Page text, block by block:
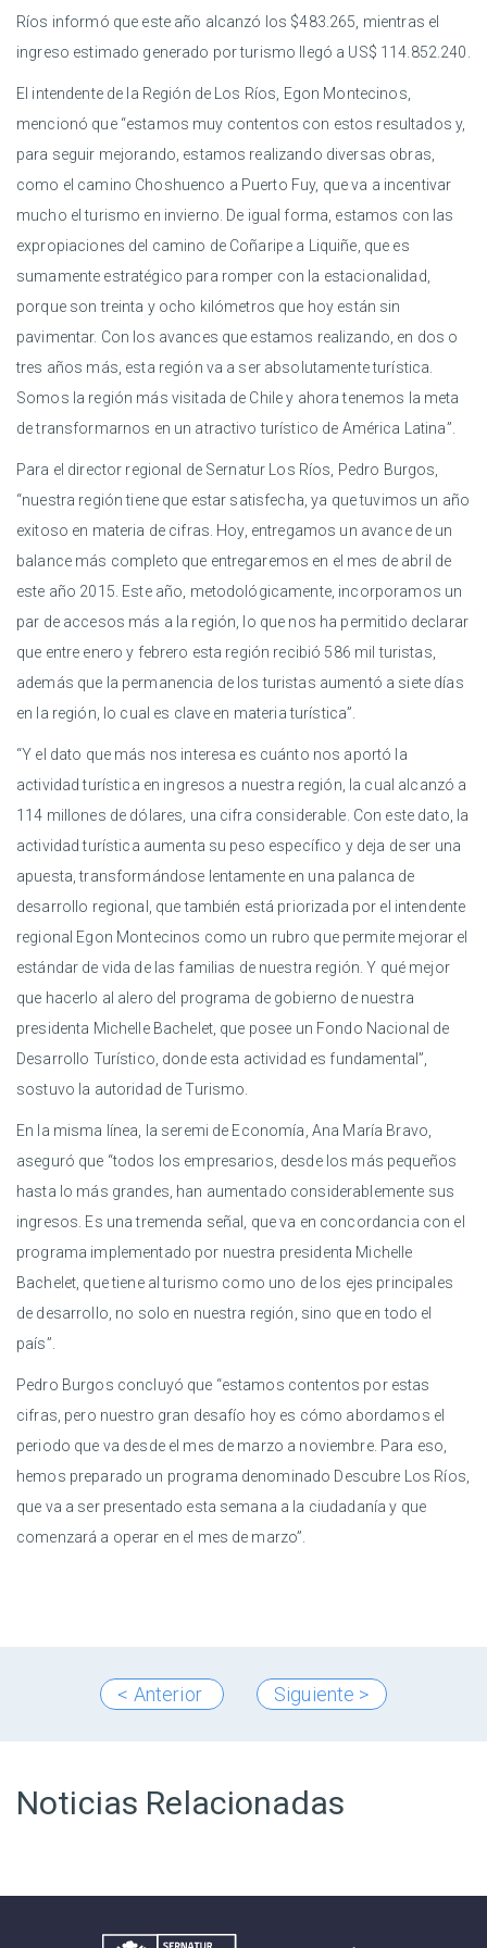
Ríos informó que este año alcanzó los $483.265, mientras el
ingreso estimado generado por turismo llegó a US$ 114.852.240.
El intendente de la Región de Los Ríos, Egon Montecinos,
mencionó que “estamos muy contentos con estos resultados y,
para seguir mejorando, estamos realizando diversas obras,
como el camino Choshuenco a Puerto Fuy, que va a incentivar
mucho el turismo en invierno. De igual forma, estamos con las
expropiaciones del camino de Coñaripe a Liquiñe, que es
sumamente estratégico para romper con la estacionalidad,
porque son treinta y ocho kilómetros que hoy están sin
pavimentar. Con los avances que estamos realizando, en dos o
tres años más, esta región va a ser absolutamente turística.
Somos la región más visitada de Chile y ahora tenemos la meta
de transformarnos en un atractivo turístico de América Latina”.
Para el director regional de Sernatur Los Ríos, Pedro Burgos,
“nuestra región tiene que estar satisfecha, ya que tuvimos un año
exitoso en materia de cifras. Hoy, entregamos un avance de un
balance más completo que entregaremos en el mes de abril de
este año 2015. Este año, metodológicamente, incorporamos un
par de accesos más a la región, lo que nos ha permitido declarar
que entre enero y febrero esta región recibió 586 mil turistas,
además que la permanencia de los turistas aumentó a siete días
en la región, lo cual es clave en materia turística”.
“Y el dato que más nos interesa es cuánto nos aportó la
actividad turística en ingresos a nuestra región, la cual alcanzó a
114 millones de dólares, una cifra considerable. Con este dato, la
actividad turística aumenta su peso específico y deja de ser una
apuesta, transformándose lentamente en una palanca de
desarrollo regional, que también está priorizada por el intendente
regional Egon Montecinos como un rubro que permite mejorar el
estándar de vida de las familias de nuestra región. Y qué mejor
que hacerlo al alero del programa de gobierno de nuestra
presidenta Michelle Bachelet, que posee un Fondo Nacional de
Desarrollo Turístico, donde esta actividad es fundamental”,
sostuvo la autoridad de Turismo.
En la misma línea, la seremi de Economía, Ana María Bravo,
aseguró que “todos los empresarios, desde los más pequeños
hasta lo más grandes, han aumentado considerablemente sus
ingresos. Es una tremenda señal, que va en concordancia con el
programa implementado por nuestra presidenta Michelle
Bachelet, que tiene al turismo como uno de los ejes principales
de desarrollo, no solo en nuestra región, sino que en todo el
país”.
Pedro Burgos concluyó que “estamos contentos por estas
cifras, pero nuestro gran desafío hoy es cómo abordamos el
periodo que va desde el mes de marzo a noviembre. Para eso,
hemos preparado un programa denominado Descubre Los Ríos,
que va a ser presentado esta semana a la ciudadanía y que
comenzará a operar en el mes de marzo”.
< Anterior Siguiente >
Noticias Relacionadas